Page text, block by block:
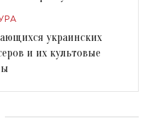
украинских
и их культовые